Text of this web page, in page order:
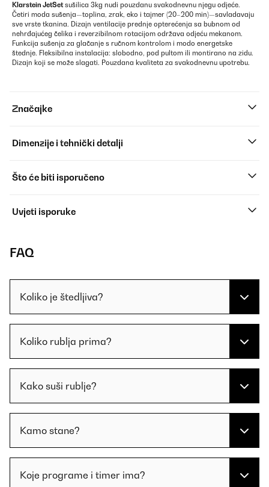
Klarstein JetSetsušilica 3kg nudi pouzdanu svakodnevnu njegu odjeće.
Četiri moda sušenja—toplina, zrak, eko i tajmer (20–200 min)—savladavaju
sve vrste tkanina. Dizajn ventilacije prednje opterećenja sa bubnom od
nehrđajućeg čelika i reverzibilnom rotacijom održava odjeću mekanom.
Funkcija sušenja za glačanje s ručnom kontrolom i modo energetske
štednje. Fleksibilna instalacija: slobodno, pod pultom ili montirano na zidu.
Dizajn koji se može slagati. Pouzdana kvaliteta za svakodnevnu upotrebu.
Značajke
Dimenzije i tehnički detalji
Što će biti isporučeno
Uvjeti isporuke
FAQ
Koliko je štedljiva?
Koliko rublja prima?
Kako suši rublje?
Kamo stane?
Koje programe i timer ima?